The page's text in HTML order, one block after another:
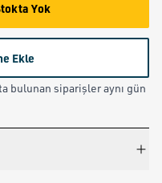
Yok
Ekle
bulunan siparişler aynı gün